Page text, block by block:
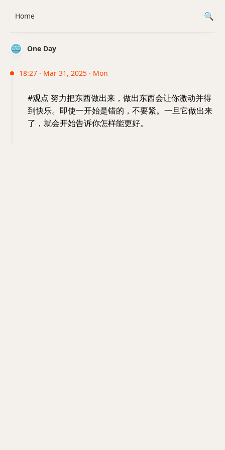
One Day
18:27 · Mar 31, 2025 · Mon
#观点 努力把东西做出来，做出东西会让你激动并得
到快乐。即使一开始是错的，不要紧。一旦它做出来
了，就会开始告诉你怎样能更好。
Home